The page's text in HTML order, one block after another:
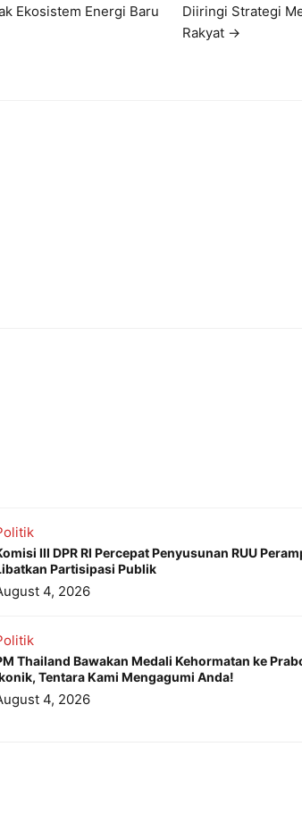
Ekosistem Energi Baru
Diiringi Strategi
Rakyat →
III DPR RI Percepat Penyusunan RUU
Partisipasi Publik
4, 2026
Thailand Bawakan Medali Kehormatan ke
Tentara Kami Mengagumi Anda!
4, 2026